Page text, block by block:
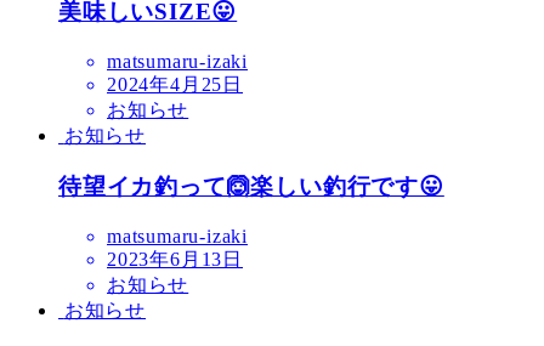
美味しいSIZE😛
matsumaru-izaki
2024年4月25日
お知らせ
お知らせ
待望イカ釣って🙆楽しい釣行です😛
matsumaru-izaki
2023年6月13日
お知らせ
お知らせ